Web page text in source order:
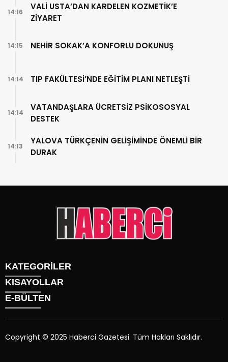
VALİ USTA’DAN KARDELEN KOZMETİK’E
ZİYARET
14:16
NEHİR SOKAK’A KONFORLU DOKUNUŞ
14:15
TIP FAKÜLTESİ’NDE EĞİTİM PLANI NETLEŞTİ
14:14
VATANDAŞLARA ÜCRETSİZ PSİKOSOSYAL
DESTEK
14:14
YALOVA TÜRKÇENİN GELİŞİMİNDE ÖNEMLİ BİR
DURAK
14:13
KATEGORİLER
Gündem
Siyaset
Sağlık
KISAYOLLAR
Künye
Üyelik
İletişim
E-BÜLTEN
Copyright © 2025 Haberci Gazetesi. Tüm Hakları Saklıdır.